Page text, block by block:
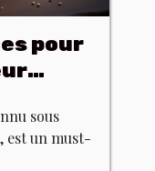
pour
sous
est un must-